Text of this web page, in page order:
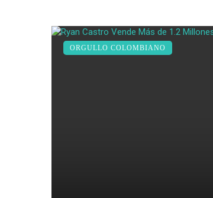
ORGULLO COLOMBIANO